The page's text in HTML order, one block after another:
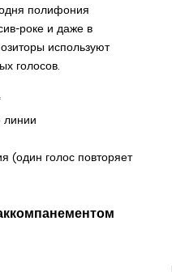
полифония
роке и даже в
используют
голосов.
линии
(один голос повторяет